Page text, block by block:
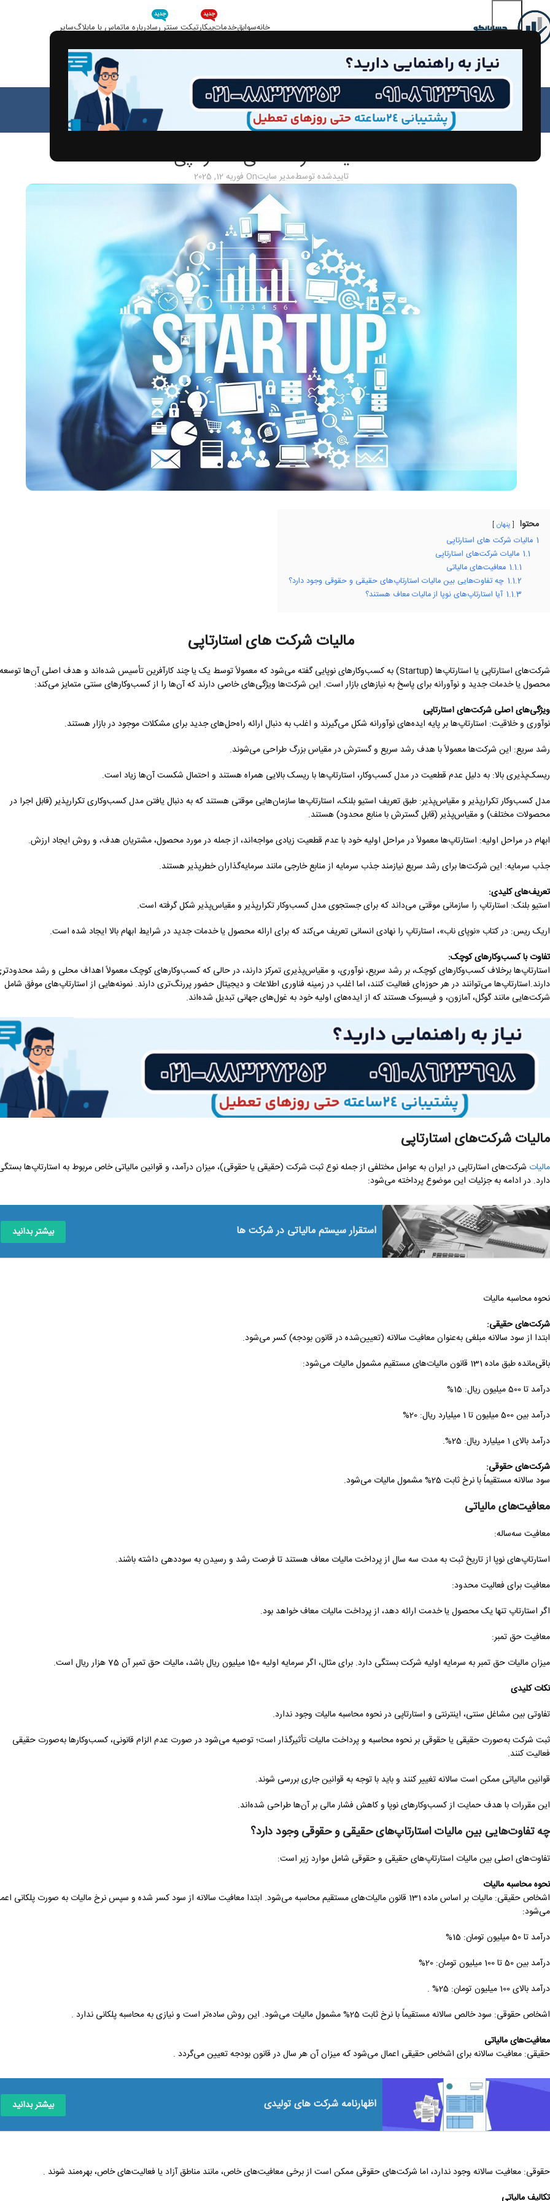
خانهسوابقخدماتپیکار
جدید
تیکت سنتر رسا
جدید
درباره ماتماس با مابلاگسایر
بلاگ
مقالات
مالیات شرکت های استارتاپی
تاییدشده توسطمدیر سایتOn فوریه 12, 2025
محتوا پنهان
1 مالیات شرکت های استارتاپی
1.1 مالیات شرکت‌های استارتاپی
1.1.1 معافیت‌های مالیاتی
1.1.2 چه تفاوت‌هایی بین مالیات استارتاپ‌های حقیقی و حقوقی وجود دارد؟
1.1.3 آیا استارتاپ‌های نوپا از مالیات معاف هستند؟
مالیات شرکت های استارتاپی
شرکت‌های استارتاپی یا استارتاپ‌ها (Startup) به کسب‌وکارهای نوپایی گفته می‌شود که معمولاً توسط یک یا چند کارآفرین تأسیس شده‌اند و هدف اصلی آن‌ها توسعه
محصول یا خدمات جدید و نوآورانه برای پاسخ به نیازهای بازار است. این شرکت‌ها ویژگی‌های خاصی دارند که آن‌ها را از کسب‌وکارهای سنتی متمایز می‌کند:
ویژگی‌های اصلی شرکت‌های استارتاپی
نوآوری و خلاقیت: استارتاپ‌ها بر پایه ایده‌های نوآورانه شکل می‌گیرند و اغلب به دنبال ارائه راه‌حل‌های جدید برای مشکلات موجود در بازار هستند.
رشد سریع: این شرکت‌ها معمولاً با هدف رشد سریع و گسترش در مقیاس بزرگ طراحی می‌شوند.
ریسک‌پذیری بالا: به دلیل عدم قطعیت در مدل کسب‌وکار، استارتاپ‌ها با ریسک بالایی همراه هستند و احتمال شکست آن‌ها زیاد است.
مدل کسب‌وکار تکرارپذیر و مقیاس‌پذیر: طبق تعریف استیو بلنک، استارتاپ‌ها سازمان‌هایی موقتی هستند که به دنبال یافتن مدل کسب‌وکاری تکرارپذیر (قابل اجرا در
محصولات مختلف) و مقیاس‌پذیر (قابل گسترش با منابع محدود) هستند.
ابهام در مراحل اولیه: استارتاپ‌ها معمولاً در مراحل اولیه خود با عدم قطعیت زیادی مواجه‌اند، از جمله در مورد محصول، مشتریان هدف، و روش ایجاد ارزش.
جذب سرمایه: این شرکت‌ها برای رشد سریع نیازمند جذب سرمایه از منابع خارجی مانند سرمایه‌گذاران خطرپذیر هستند.
تعریف‌های کلیدی:
استیو بلنک: استارتاپ را سازمانی موقتی می‌داند که برای جستجوی مدل کسب‌وکار تکرارپذیر و مقیاس‌پذیر شکل گرفته است.
اریک ریس: در کتاب «نوپای ناب»، استارتاپ را نهادی انسانی تعریف می‌کند که برای ارائه محصول یا خدمات جدید در شرایط ابهام بالا ایجاد شده است.
تفاوت با کسب‌وکارهای کوچک:
استارتاپ‌ها برخلاف کسب‌وکارهای کوچک، بر رشد سریع، نوآوری، و مقیاس‌پذیری تمرکز دارند، در حالی که کسب‌وکارهای کوچک معمولاً اهداف محلی و رشد
دارند.استارتاپ‌ها می‌توانند در هر حوزه‌ای فعالیت کنند، اما اغلب در زمینه فناوری اطلاعات و دیجیتال حضور پررنگ‌تری دارند. نمونه‌هایی از استارتاپ‌های موفق شامل
شرکت‌هایی مانند گوگل، آمازون، و فیسبوک هستند که از ایده‌های اولیه خود به غول‌های جهانی تبدیل شده‌اند.
مالیات شرکت‌های استارتاپی
مالیات شرکت‌های استارتاپی در ایران به عوامل مختلفی از جمله نوع ثبت شرکت (حقیقی یا حقوقی)، میزان درآمد، و قوانین مالیاتی خاص مربوط به استارتاپ‌ها
دارد. در ادامه به جزئیات این موضوع پرداخته می‌شود:
استقرار سیستم مالیاتی در شرکت ها بیشتر بدانید
نحوه محاسبه مالیات
شرکت‌های حقیقی:
ابتدا از سود سالانه مبلغی به‌عنوان معافیت سالانه (تعیین‌شده در قانون بودجه) کسر می‌شود.
باقی‌مانده طبق ماده 131 قانون مالیات‌های مستقیم مشمول مالیات می‌شود:
درآمد تا 500 میلیون ریال: 15%
درآمد بین 500 میلیون تا 1 میلیارد ریال: 20%
درآمد بالای 1 میلیارد ریال: 25%.
شرکت‌های حقوقی:
سود سالانه مستقیماً با نرخ ثابت 25% مشمول مالیات می‌شود.
معافیت‌های مالیاتی
معافیت سه‌ساله:
استارتاپ‌های نوپا از تاریخ ثبت به مدت سه سال از پرداخت مالیات معاف هستند تا فرصت رشد و رسیدن به سوددهی داشته باشند.
معافیت برای فعالیت محدود:
اگر استارتاپ تنها یک محصول یا خدمت ارائه دهد، از پرداخت مالیات معاف خواهد بود.
معافیت حق تمبر:
میزان مالیات حق تمبر به سرمایه اولیه شرکت بستگی دارد. برای مثال، اگر سرمایه اولیه 150 میلیون ریال باشد، مالیات حق تمبر آن 75 هزار ریال است.
نکات کلیدی
تفاوتی بین مشاغل سنتی، اینترنتی و استارتاپی در نحوه محاسبه مالیات وجود ندارد.
ثبت شرکت به‌صورت حقیقی یا حقوقی بر نحوه محاسبه و پرداخت مالیات تأثیرگذار است؛ توصیه می‌شود در صورت عدم الزام قانونی، کسب‌وکارها به‌صورت حقیقی
فعالیت کنند.
قوانین مالیاتی ممکن است سالانه تغییر کنند و باید با توجه به قوانین جاری بررسی شوند.
این مقررات با هدف حمایت از کسب‌وکارهای نوپا و کاهش فشار مالی بر آن‌ها طراحی شده‌اند.
چه تفاوت‌هایی بین مالیات استارتاپ‌های حقیقی و حقوقی وجود دارد؟
تفاوت‌های اصلی بین مالیات استارتاپ‌های حقیقی و حقوقی شامل موارد زیر است:
نحوه محاسبه مالیات
اشخاص حقیقی: مالیات بر اساس ماده 131 قانون مالیات‌های مستقیم محاسبه می‌شود. ابتدا معافیت سالانه از سود کسر شده و سپس نرخ مالیات به صورت پلکانی
می‌شود:
درآمد تا 50 میلیون تومان: 15%
درآمد بین 50 تا 100 میلیون تومان: 20%
درآمد بالای 100 میلیون تومان: 25% .
اشخاص حقوقی: سود خالص سالانه مستقیماً با نرخ ثابت 25% مشمول مالیات می‌شود. این روش ساده‌تر است و نیازی به محاسبه پلکانی ندارد .
معافیت‌های مالیاتی
حقیقی: معافیت سالانه برای اشخاص حقیقی اعمال می‌شود که میزان آن هر سال در قانون بودجه تعیین می‌گردد .
اظهارنامه شرکت های تولیدی بیشتر بدانید
حقوقی: معافیت سالانه وجود ندارد، اما شرکت‌های حقوقی ممکن است از برخی معافیت‌های خاص، مانند مناطق آزاد یا فعالیت‌های خاص، بهره‌مند شوند .
تکالیف مالیاتی